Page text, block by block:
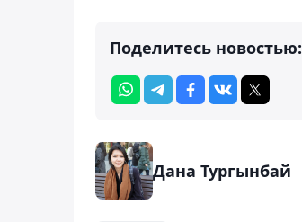
Поделитесь новостью:
Дана Тургынбай